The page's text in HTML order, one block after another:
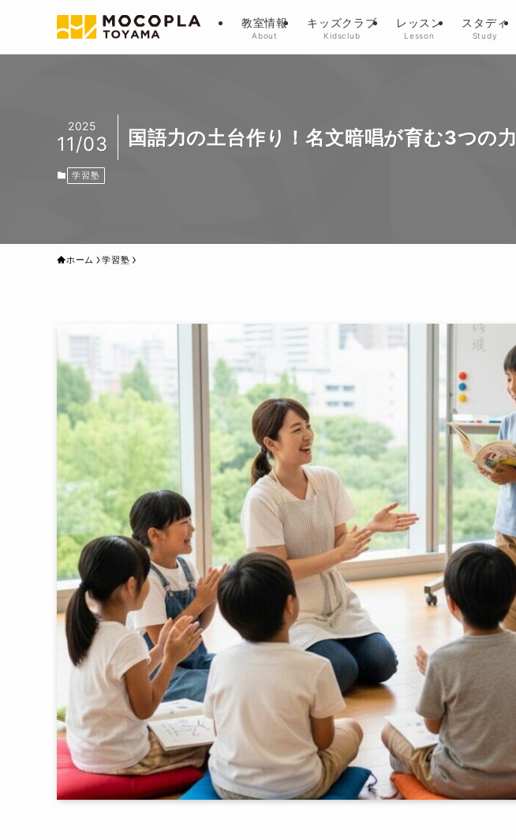
教室情報
About
キッズクラブ
Kidsclub
レッスン
Lesson
スタディ
Study
国語力の土台作り！名文暗唱が育む3つの力
2025
11/03
学習塾
ホーム 学習塾